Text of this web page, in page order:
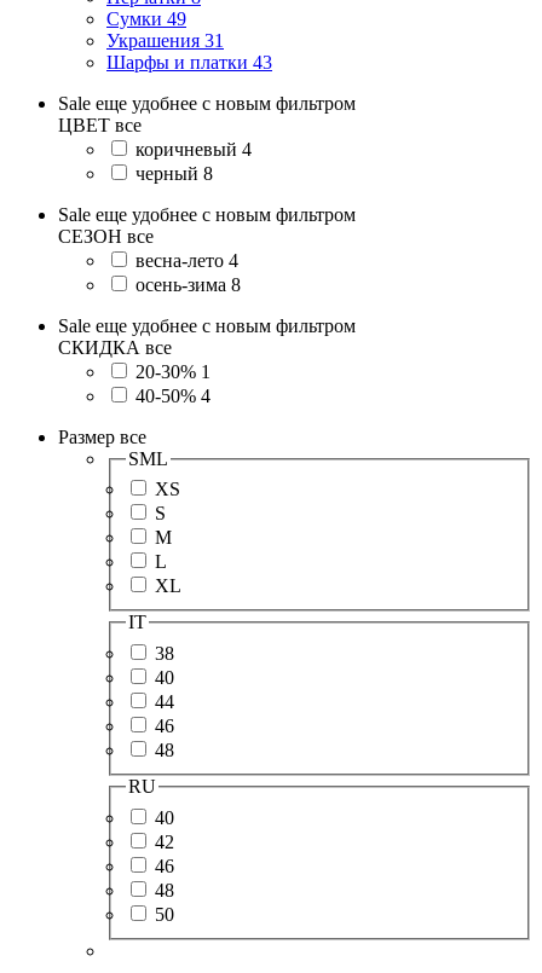
Сумки 49
Украшения 31
Шарфы и платки 43
Sale еще удобнее с новым фильтром
ЦВЕТ все
коричневый 4
черный 8
Sale еще удобнее с новым фильтром
СЕЗОН все
весна-лето 4
осень-зима 8
Sale еще удобнее с новым фильтром
СКИДКА все
20-30% 1
40-50% 4
Размер все
SML
XS
S
M
L
XL
IT
38
40
44
46
48
RU
40
42
46
48
50